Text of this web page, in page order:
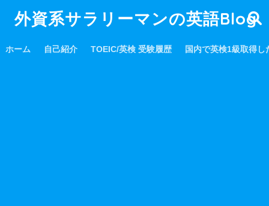
外資系サラリーマンの英語Blog
ホーム 自己紹介 TOEIC/英検 受験履歴 国内で英検1級取得し